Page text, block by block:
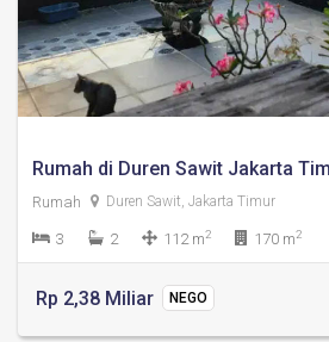
Rumah di Duren Sawit Jakarta
Rumah Duren Sawit, Jakarta Timur
3 2 112 m2 170 m2
Rp 2,38 Miliar NEGO